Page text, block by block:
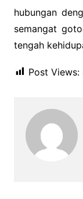
hubungan
semangat
tengah
Post Views: